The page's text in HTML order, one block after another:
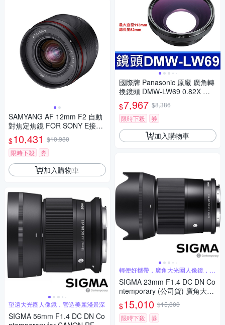
SAMYANG AF 12mm F2 自動
對焦定焦鏡 FOR SONY E接環
(公司貨)
$10,431 $10,980
限時下殺
券
加入購物車
望遠大光圈人像鏡，營造美麗淺景深
SIGMA 56mm F1.4 DC DN Co
國際牌 Panasonic 原廠 廣角轉
換鏡頭 DMW-LW69 0.82X 相
機 DMC-LC1
$7,967 $8,386
限時下殺
券
加入購物車
輕便好攜帶，廣角大光圈人像鏡，美
麗淺景深
SIGMA 23mm F1.4 DC DN Co
ntemporary (公司貨) 廣角大光
圈定焦鏡 人像鏡 APS-C 無反微
單眼專用鏡頭
$15,010 $15,800
限時下殺
券